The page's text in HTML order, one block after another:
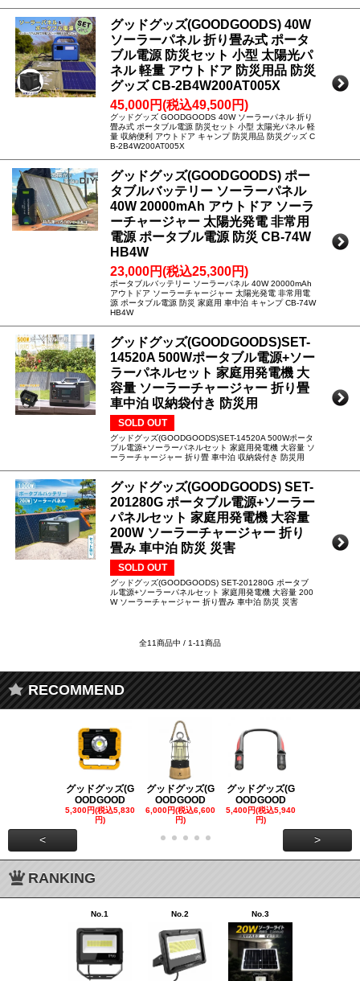
グッドグッズ(GOODGOODS) 40W
ソーラーパネル 折り畳み式 ポータ
ブル電源 防災セット 小型 太陽光パ
ネル 軽量 アウトドア 防災用品 防災
グッズ CB-2B4W200AT005X
45,000円(税込49,500円)
グッドグッズ GOODGOODS 40W ソーラーパネル 折り
畳み式 ポータブル電源 防災セット 小型 太陽光パネル 軽
量 収納便利 アウトドア キャンプ 防災用品 防災グッズ C
B-2B4W200AT005X
グッドグッズ(GOODGOODS) ポー
タブルバッテリー ソーラーパネル
40W 20000mAh アウトドア ソーラ
ーチャージャー 太陽光発電 非常用
電源 ポータブル電源 防災 CB-74W
HB4W
23,000円(税込25,300円)
ポータブルバッテリー ソーラーパネル 40W 20000mAh
アウトドア ソーラーチャージャー 太陽光発電 非常用電
源 ポータブル電源 防災 家庭用 車中泊 キャンプ CB-74W
HB4W
グッドグッズ(GOODGOODS)SET-
14520A 500Wポータブル電源+ソー
ラーパネルセット 家庭用発電機 大
容量 ソーラーチャージャー 折り畳
車中泊 収納袋付き 防災用
SOLD OUT
グッドグッズ(GOODGOODS)SET-14520A 500Wポータ
ブル電源+ソーラーパネルセット 家庭用発電機 大容量 ソ
ーラーチャージャー 折り畳 車中泊 収納袋付き 防災用
グッドグッズ(GOODGOODS) SET-
201280G ポータブル電源+ソーラー
パネルセット 家庭用発電機 大容量
200W ソーラーチャージャー 折り
畳み 車中泊 防災 災害
SOLD OUT
グッドグッズ(GOODGOODS) SET-201280G ポータブ
ル電源+ソーラーパネルセット 家庭用発電機 大容量 200
W ソーラーチャージャー 折り畳み 車中泊 防災 災害
全11商品中 / 1-11商品
RECOMMEND
グッドグッズ(G
OODGOOD
5,300円(税込5,830
円)
グッドグッズ(G
OODGOOD
6,000円(税込6,600
円)
グッドグッズ(G
OODGOOD
5,400円(税込5,940
円)
< >
RANKING
No.1 No.2 No.3